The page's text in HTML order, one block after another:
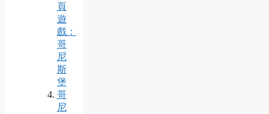
頁
遊
戲：
哥
尼
斯
堡
哥
尼